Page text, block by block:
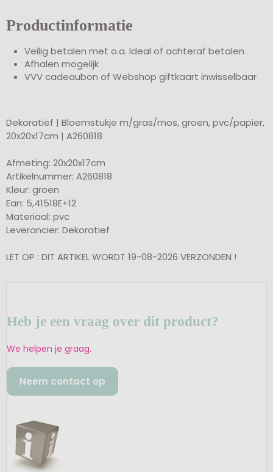
Productinformatie
Veilig betalen met o.a. Ideal of achteraf betalen
Afhalen mogelijk
VVV cadeaubon of Webshop giftkaart inwisselbaar
Dekoratief | Bloemstukje m/gras/mos, groen, pvc/papier,
20x20x17cm | A260818
Afmeting: 20x20x17cm
Artikelnummer: A260818
Kleur: groen
Ean: 5,41518E+12
Materiaal: pvc
Leverancier: Dekoratief
LET OP : DIT ARTIKEL WORDT 19-08-2026 VERZONDEN !
Heb je een vraag over dit product?
We helpen je graag.
Neem contact op